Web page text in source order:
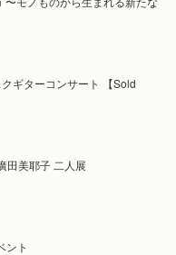
ギターコンサート 【Sold
田美耶子 二人展
ント